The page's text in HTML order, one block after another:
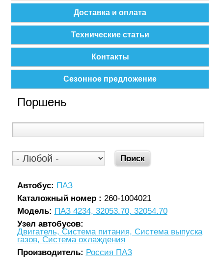
Доставка и оплата
Технические статьи
Контакты
Сезонное предложение
Поршень
Автобус: ПАЗ
Каталожный номер : 260-1004021
Модель: ПАЗ 4234, 32053.70, 32054.70
Узел автобусов:
Двигатель, Система питания, Система выпуска
газов, Система охлаждения
Производитель: Россия ПАЗ